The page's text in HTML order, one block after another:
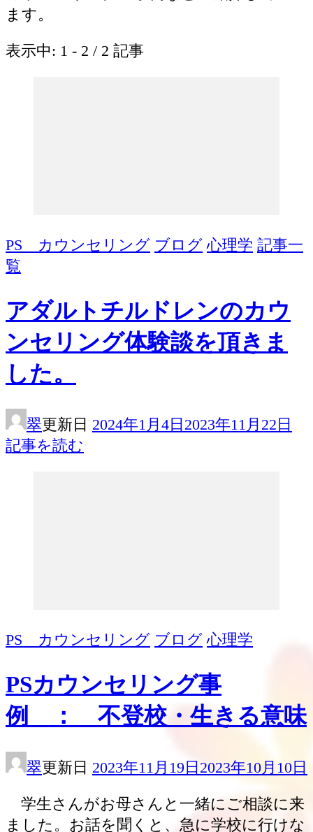
ます。
表示中: 1 - 2 / 2 記事
PS カウンセリング ブログ 心理学 記事一
覧
アダルトチルドレンのカウ
ンセリング体験談を頂きま
した。
翠更新日 2024年1月4日 2023年11月22日
記事を読む
PS カウンセリング ブログ 心理学
PSカウンセリング事
例 ： 不登校・生きる意味
翠更新日 2023年11月19日 2023年10月10日
学生さんがお母さんと一緒にご相談に来
ました。お話を聞くと、急に学校に行けな